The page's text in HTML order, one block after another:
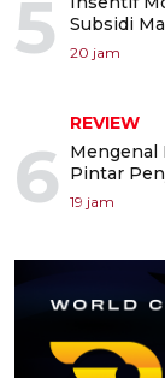
5
Subsidi
20 jam
6
REVIEW
Mengenal
Pintar
19 jam